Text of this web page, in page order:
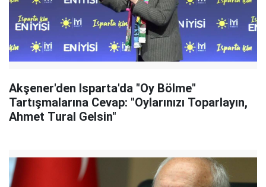
Akşener'den Isparta'da "Oy Bölme"
Tartışmalarına Cevap: "Oylarınızı Toparlayın,
Ahmet Tural Gelsin"